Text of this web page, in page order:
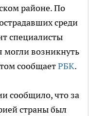
районе. По
среди
специалисты
могли возникнуть
сообщаетРБК.
сообщило, что за
страны был